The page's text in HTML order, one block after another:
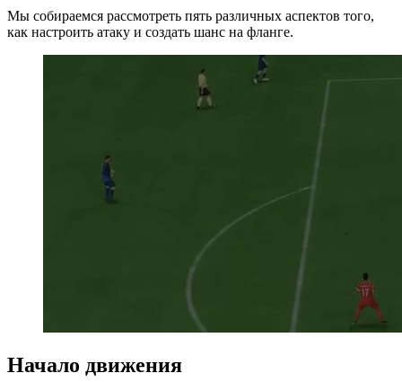
Мы собираемся рассмотреть пять различных аспектов того,
как настроить атаку и создать шанс на фланге.
Начало движения